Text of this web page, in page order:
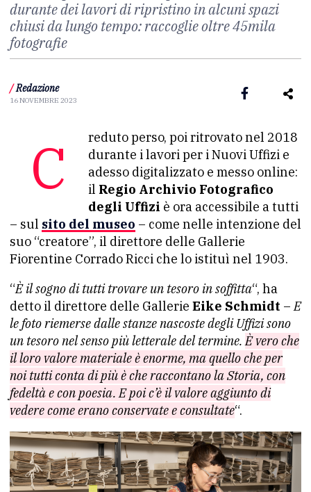
durante dei lavori di ripristino in alcuni spazi
chiusi da lungo tempo: raccoglie oltre 45mila
fotografie
/ Redazione
16 NOVEMBRE 2023
Creduto perso, poi ritrovato nel 2018
durante i lavori per i Nuovi Uffizi e
adesso digitalizzato e messo online:
il Regio Archivio Fotografico
degli Uffizi è ora accessibile a tutti
– sul sito del museo – come nelle intenzione del
suo “creatore”, il direttore delle Gallerie
Fiorentine Corrado Ricci che lo istituì nel 1903.
“È il sogno di tutti trovare un tesoro in soffitta“, ha
detto il direttore delle Gallerie Eike Schmidt –E
le foto riemerse dalle stanze nascoste degli Uffizi sono
un tesoro nel senso più letterale del termine.È vero che
il loro valore materiale è enorme, ma quello che per
noi tutti conta di più è che raccontano la Storia, con
fedeltà e con poesia. E poi c’è il valore aggiunto di
vedere come erano conservate e consultate“.